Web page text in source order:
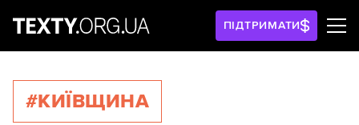
ПІДТРИМАТИ
#КИЇВЩИНА